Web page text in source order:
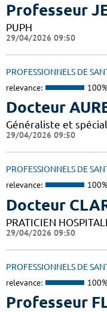
Professeur
PUPH
29/04/2026 09:50
PROFESSIONNELS DE
relevance:
Docteur
Généraliste et
29/04/2026 09:50
PROFESSIONNELS DE
relevance:
Docteur
PRATICIEN
29/04/2026 09:50
PROFESSIONNELS DE
relevance:
Professeur